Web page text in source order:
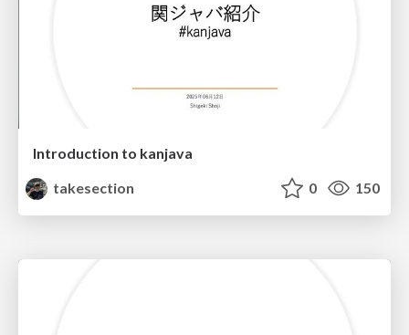
Introduction to kanjava
takesection
0 150